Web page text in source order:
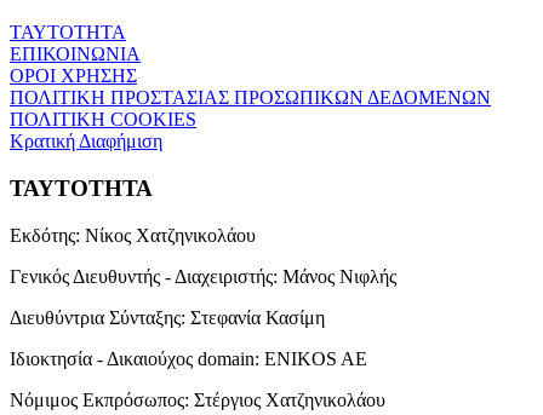
ΤΑΥΤΟΤΗΤΑ
ΕΠΙΚΟΙΝΩΝΙΑ
ΟΡΟΙ ΧΡΗΣΗΣ
ΠΟΛΙΤΙΚΗ ΠΡΟΣΤΑΣΙΑΣ ΠΡΟΣΩΠΙΚΩΝ ΔΕΔΟΜΕΝΩΝ
ΠΟΛΙΤΙΚΗ COOKIES
Κρατική Διαφήμιση
ΤΑΥΤΟΤΗΤΑ
Εκδότης: Νίκος Χατζηνικολάου
Γενικός Διευθυντής - Διαχειριστής: Μάνος Νιφλής
Διευθύντρια Σύνταξης: Στεφανία Κασίμη
Ιδιοκτησία - Δικαιούχος domain: ENIKOS AE
Νόμιμος Εκπρόσωπος: Στέργιος Χατζηνικολάου